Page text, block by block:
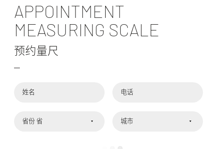
APPOINTMENT
MEASURING SCALE
预约量尺
姓名 电话
省份 城市